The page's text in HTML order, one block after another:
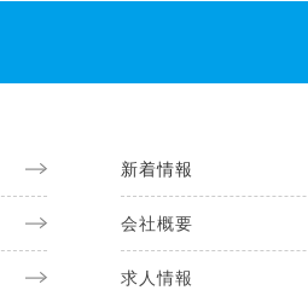
新着情報
会社概要
求人情報